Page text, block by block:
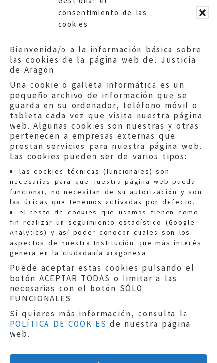
consentimiento de las
cookies
Bienvenida/o a la información básica sobre
las cookies de la página web del Justicia
de Aragón
Una cookie o galleta informática es un
pequeño archivo de información que se
guarda en su ordenador, teléfono móvil o
tableta cada vez que visita nuestra página
web. Algunas cookies son nuestras y otras
pertenecen a empresas externas que
prestan servicios para nuestra página web.
Las cookies pueden ser de varios tipos:
las cookies técnicas (funcionales) son
necesarias para que nuestra página web pueda
funcionar, no necesitan de su autorización y son
las únicas que tenemos activadas por defecto.
el resto de cookies que usamos tienen como
fin realizar un seguimiento estadístico (Google
Analytics) y así poder conocer cuales son los
aspectos de nuestra Institución que más interés
genera en la ciudadanía aragonesa.
Puede aceptar estas cookies pulsando el
botón ACEPTAR TODAS o limitar a las
necesarias con el botón SÓLO
FUNCIONALES
Si quieres más información, consulta la
POLÍTICA DE COOKIES de nuestra página
web.
Quejas:quejas@eljusticiadearagon.es
Información general:
informacion@eljusticiadearagon.es
Teléfonos:900 210 210/
Aviso legal|Política de privacidad|
Protección de Datos